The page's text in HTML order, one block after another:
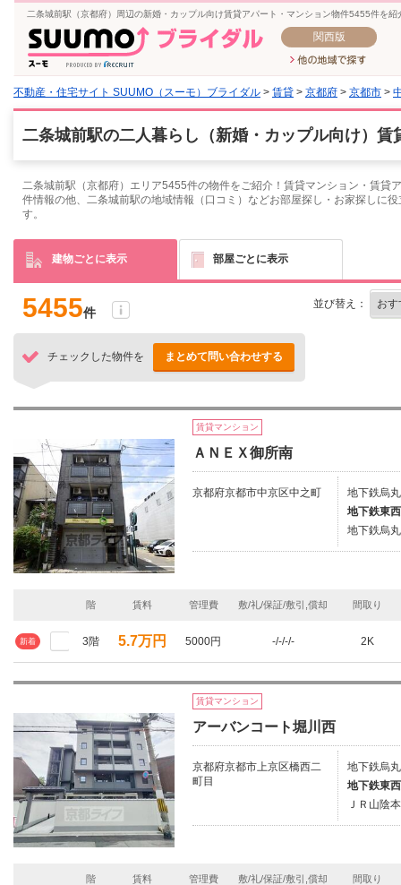
二条城前駅（京都府）周辺の新婚・カップル向け賃貸アパート・マンション物件5455件を
関西版
不動産・住宅サイト SUUMO（スーモ）ブライダル > 賃貸 > 京都府 > 京都市 >
二条城前駅の二人暮らし（新婚・カップル向け）賃
二条城前駅（京都府）エリア5455件の物件をご紹介！賃貸マンション・賃
件情報の他、二条城前駅の地域情報（口コミ）などお部屋探し・お家探しに
す。
建物ごとに表示 部屋ごとに表示
5455件
並び替え：
チェックした物件を まとめて問い合わせする
賃貸マンション
ＡＮＥＸ御所南
京都府京都市中京区中之町
地下鉄烏
地下鉄東
地下鉄烏
階 賃料 管理費 敷/礼/保証/敷引,償却 間取り
新着 3階 5.7万円 5000円 -/-/-/- 2K
賃貸マンション
アーバンコート堀川西
京都府京都市上京区橋西二
町目
地下鉄烏
地下鉄東
ＪＲ山陰
階 賃料 管理費 敷/礼/保証/敷引,償却 間取り